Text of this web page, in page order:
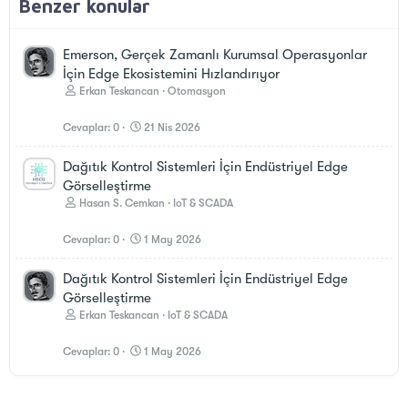
Benzer konular
Emerson, Gerçek Zamanlı Kurumsal Operasyonlar
İçin Edge Ekosistemini Hızlandırıyor
Erkan Teskancan Otomasyon
Cevaplar 0 21 Nis 2026
Dağıtık Kontrol Sistemleri İçin Endüstriyel Edge
Görselleştirme
Hasan S. Cemkan IoT & SCADA
Cevaplar 0 1 May 2026
Dağıtık Kontrol Sistemleri İçin Endüstriyel Edge
Görselleştirme
Erkan Teskancan IoT & SCADA
Cevaplar 0 1 May 2026